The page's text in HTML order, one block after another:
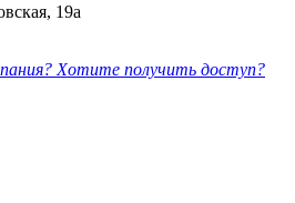
19а
Хотите получить доступ?